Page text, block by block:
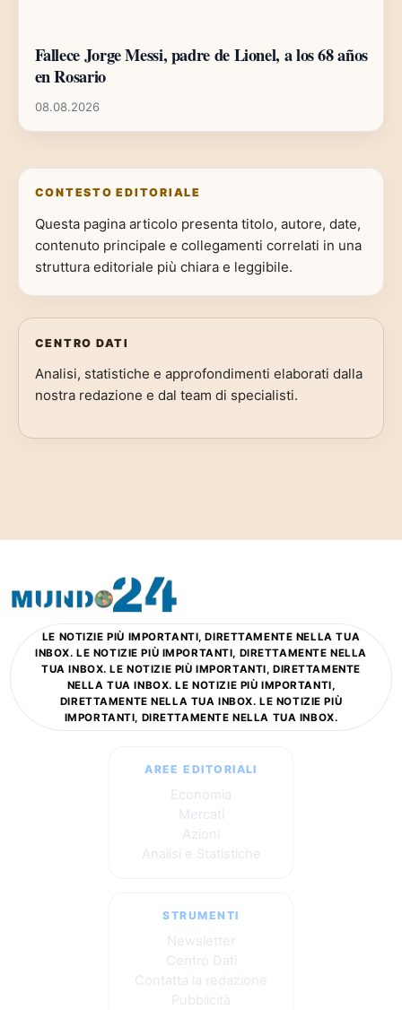
Fallece Jorge Messi, padre de Lionel, a los 68 años
en Rosario
08.08.2026
CONTESTO EDITORIALE
Questa pagina articolo presenta titolo, autore, date,
contenuto principale e collegamenti correlati in una
struttura editoriale più chiara e leggibile.
CENTRO DATI
Analisi, statistiche e approfondimenti elaborati dalla
nostra redazione e dal team di specialisti.
LE NOTIZIE PIÙ IMPORTANTI, DIRETTAMENTE NELLA TUA
INBOX. LE NOTIZIE PIÙ IMPORTANTI, DIRETTAMENTE NELLA
TUA INBOX. LE NOTIZIE PIÙ IMPORTANTI, DIRETTAMENTE
NELLA TUA INBOX. LE NOTIZIE PIÙ IMPORTANTI,
DIRETTAMENTE NELLA TUA INBOX. LE NOTIZIE PIÙ
IMPORTANTI, DIRETTAMENTE NELLA TUA INBOX.
AREE EDITORIALI
Economia
Mercati
Azioni
Analisi e Statistiche
STRUMENTI
Newsletter
Centro Dati
Contatta la redazione
Pubblicità